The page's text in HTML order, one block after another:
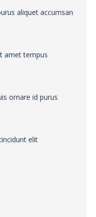
aliquet accumsan
amet tempus
ornare id purus
elit